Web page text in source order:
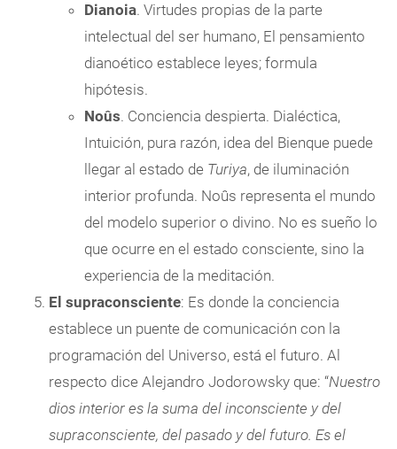
Dianoia. Virtudes propias de la parte
intelectual del ser humano, El pensamiento
dianoético establece leyes; formula
hipótesis.
Noûs. Conciencia despierta. Dialéctica,
Intuición, pura razón, idea del Bienque puede
llegar al estado de Turiya, de iluminación
interior profunda. Noûs representa el mundo
del modelo superior o divino. No es sueño lo
que ocurre en el estado consciente, sino la
experiencia de la meditación.
El supraconsciente: Es donde la conciencia
establece un puente de comunicación con la
programación del Universo, está el futuro. Al
respecto dice Alejandro Jodorowsky que: “Nuestro
dios interior es la suma del inconsciente y del
supraconsciente, del pasado y del futuro. Es el